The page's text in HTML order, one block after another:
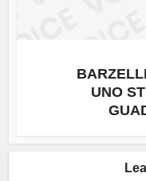
UNO